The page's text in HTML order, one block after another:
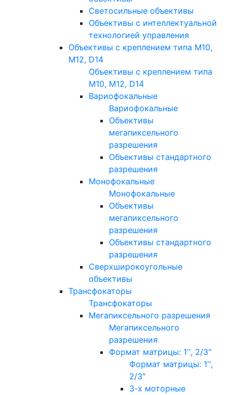
Светосильные объективы
Объективы с интеллектуальной
технологией управления
Объективы с креплением типа M10,
M12, D14
Объективы с креплением типа
M10, M12, D14
Вариофокальные
Вариофокальные
Объективы
мегапиксельного
разрешения
Объективы стандартного
разрешения
Монофокальные
Монофокальные
Объективы
мегапиксельного
разрешения
Объективы стандартного
разрешения
Сверхширокоугольные
объективы
Трансфокаторы
Трансфокаторы
Мегапиксельного разрешения
Мегапиксельного
разрешения
Формат матрицы: 1'', 2/3"
Формат матрицы: 1'',
2/3"
3-х моторные